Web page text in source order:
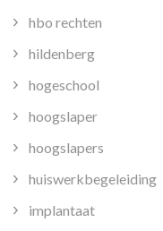
hbo rechten
hildenberg
hogeschool
hoogslaper
hoogslapers
huiswerkbegeleiding
implantaat